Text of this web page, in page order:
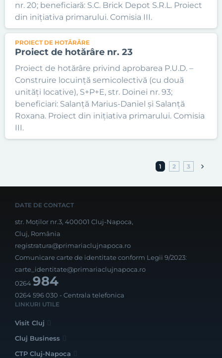
nr. 20; beneficiară: S.C. Brick Depot S.R.L. Proiect
din inițiativa primarului. Comisia III.
PROIECT DE HOTĂRÂRE
Proiect de hotărâre nr. 23
Proiect de hotărâre privind aprobarea P.U.D. –
Construire locuință semicolectivă (cu două
unități locative), S+P+E, str. Doinei nr. 93;
beneficiari: Salanță Marius-Daniel și Salanță
Roxana. Proiect din inițiativa primarului. Comisia
III.
1 2 3
DATE DE CONTACT
str. Moților nr.3, 400001 Cluj-Napoca,
Cluj, România
registratura@primariaclujnapoca.ro
Comunicare carte de identitate conform Legii 9/2023:
carte_identitate@primariaclujnapoca.ro
0264984
0264 596 030 - Centrala telefonica
LINKURI UTILE
Visit Cluj
Cluj Business
CTP Cluj-Napoca